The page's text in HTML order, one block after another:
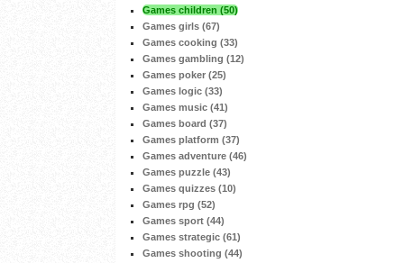
Games children (50)
Games girls (67)
Games cooking (33)
Games gambling (12)
Games poker (25)
Games logic (33)
Games music (41)
Games board (37)
Games platform (37)
Games adventure (46)
Games puzzle (43)
Games quizzes (10)
Games rpg (52)
Games sport (44)
Games strategic (61)
Games shooting (44)